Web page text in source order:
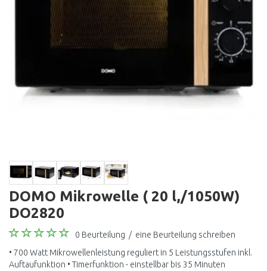
DOMO Mikrowelle ( 20 l,/1050W)
DO2820
0 Beurteilung / eine Beurteilung schreiben
• 700 Watt Mikrowellenleistung reguliert in 5 Leistungsstufen inkl.
Auftaufunktion • Timerfunktion - einstellbar bis 35 Minuten